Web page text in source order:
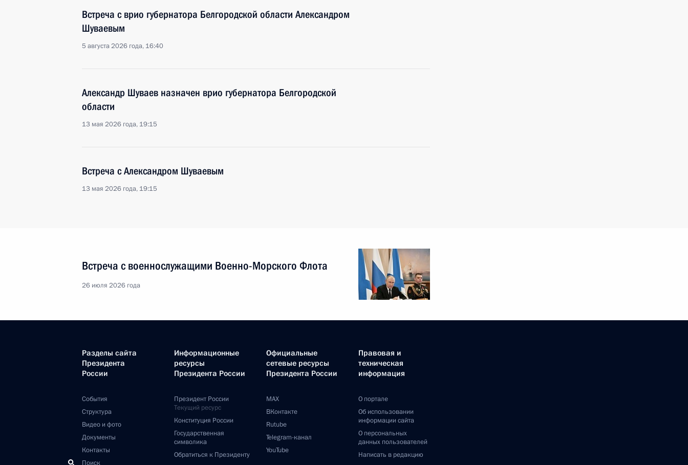
Встреча с врио губернатора Белгородской области Александром
Шуваевым
5 августа 2026 года, 16:40
Александр Шуваев назначен врио губернатора Белгородской
области
13 мая 2026 года, 19:15
Встреча с Александром Шуваевым
13 мая 2026 года, 19:15
Встреча с военнослужащими Военно-Морского Флота
26 июля 2026 года
Разделы сайта
Президента
России
События
Структура
Видео и фото
Документы
Контакты
Поиск
Информационные
ресурсы
Президента России
Президент России
Текущий ресурс
Конституция России
Государственная
символика
Обратиться к Президенту
Официальные
сетевые ресурсы
Президента России
MAX
ВКонтакте
Rutube
Telegram-канал
YouTube
Правовая и
техническая
информация
О портале
Об использовании
информации сайта
О персональных
данных пользователей
Написать в редакцию